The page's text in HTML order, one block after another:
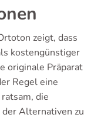
zeigt, dass
kostengünstiger
originale Präparat
Regel eine
die
Alternativen zu